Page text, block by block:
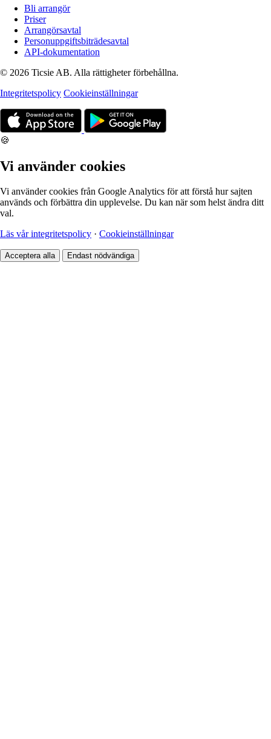
Bli arrangör
Priser
Arrangörsavtal
Personuppgiftsbiträdesavtal
API-dokumentation
© 2026 Ticsie AB. Alla rättigheter förbehållna.
Integritetspolicy Cookieinställningar
🍪
Vi använder cookies
Vi använder cookies från Google Analytics för att förstå hur sajten
används och förbättra din upplevelse. Du kan när som helst ändra ditt
val.
Läs vår integritetspolicy · Cookieinställningar
Acceptera alla Endast nödvändiga